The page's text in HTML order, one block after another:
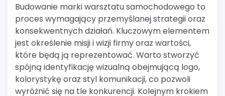
Budowanie marki warsztatu samochodowego to
proces wymagający przemyślanej strategii oraz
konsekwentnych działań. Kluczowym elementem
jest określenie misji i wizji firmy oraz wartości,
które będą ją reprezentować. Warto stworzyć
spójną identyfikację wizualną obejmującą logo,
kolorystykę oraz styl komunikacji, co pozwoli
wyróżnić się na tle konkurencji. Kolejnym krokiem